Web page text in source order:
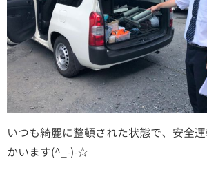
いつも綺麗に整頓された状態で、安全
かいます(^_-)-☆